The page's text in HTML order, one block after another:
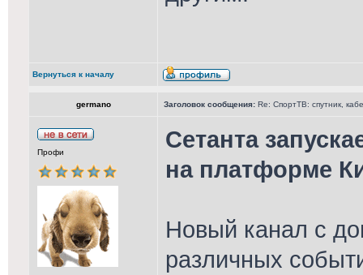
Вернуться к началу
germano Заголовок сообщения: Re: СпортТВ: спутник,
Профи
Сетанта
на платформе
Новый канал с
различных